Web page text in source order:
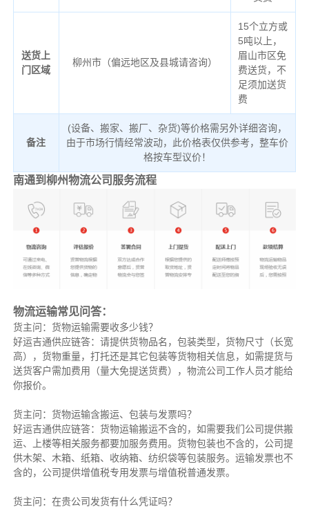
送货上
门区域
柳州市（偏远地区及县城请咨询）
15个立方或
5吨以上，
眉山市区免
费送货，不
足须加送货
费
备注
(设备、搬家、搬厂、杂货)等价格需另外详细咨询，
由于市场行情经常波动，此价格表仅供参考，整车价
格按车型议价！
南通到柳州物流公司服务流程
物流运输常见问答：
货主问：货物运输需要收多少钱？
好运吉通供应链答：请提供货物品名，包装类型，货物尺寸（长宽
高），货物重量，打托还是其它包装等货物相关信息，如需提货与
送货客户需加费用（量大免提送货费），物流公司工作人员才能给
你报价。
货主问：货物运输含搬运、包装与发票吗？
好运吉通供应链答：货物运输搬运不含的，如需要我们公司提供搬
运、上楼等相关服务都要加服务费用。货物包装也不含的，公司提
供木架、木箱、纸箱、收纳箱、纺织袋等包装服务。运输发票也不
含的，公司提供增值税专用发票与增值税普通发票。
货主问：在贵公司发货有什么凭证吗？